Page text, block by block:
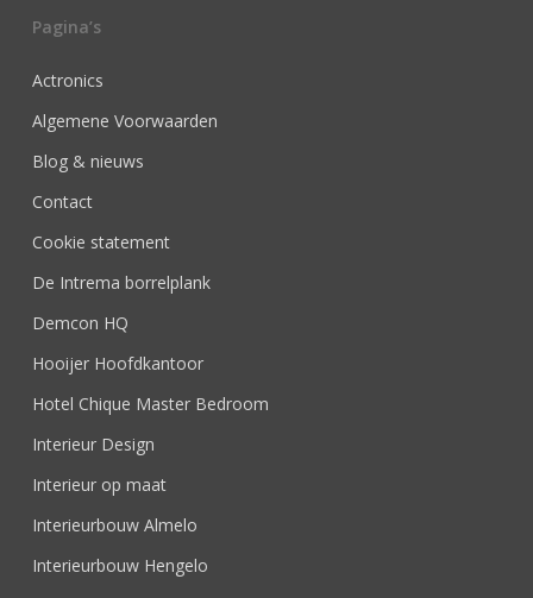
Pagina’s
Actronics
Algemene Voorwaarden
Blog & nieuws
Contact
Cookie statement
De Intrema borrelplank
Demcon HQ
Hooijer Hoofdkantoor
Hotel Chique Master Bedroom
Interieur Design
Interieur op maat
Interieurbouw Almelo
Interieurbouw Hengelo